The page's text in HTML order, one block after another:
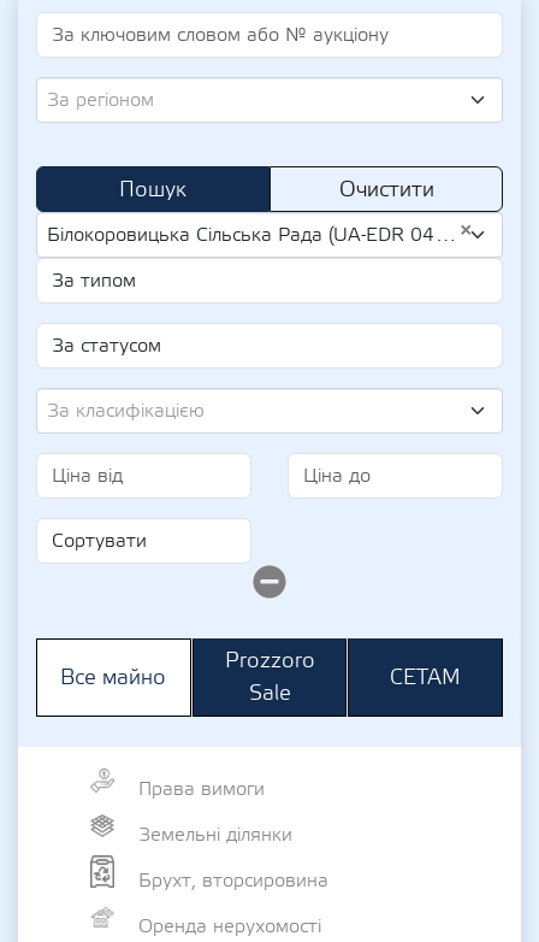
За регіоном
Пошук Очистити
×
Білокоровицька Сільська Рада (UA-EDR 04343487)
За класифікацією
Все майно
Prozzoro
Sale
СЕТАМ
Права вимоги
Земельні ділянки
Брухт, вторсировина
Оренда нерухомості